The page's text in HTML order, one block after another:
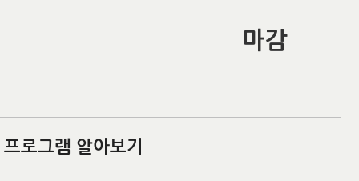
마감
로그램 알아보기